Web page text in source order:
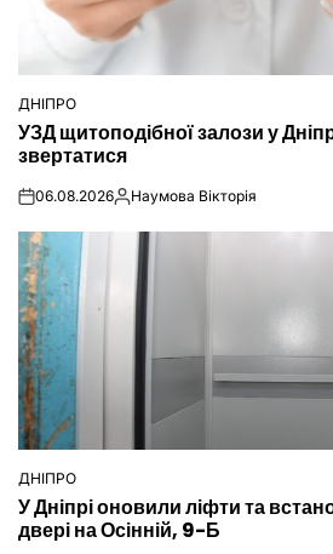
ОПУБЛІКУВАТИ
У
ДНІПРО
УЗД щитоподібної залози у
звертатися
on06.08.2026Опубліковано
Наумова Вікторія
ОПУБЛІКУВАТИ
У
ДНІПРО
У Дніпрі оновили ліфти та
двері на Осінній, 9-Б